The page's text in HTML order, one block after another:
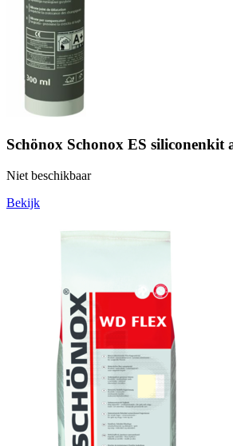
Schönox Schonox ES siliconenkit
Niet beschikbaar
Bekijk